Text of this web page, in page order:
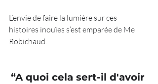
L’envie de faire la lumière sur ces
histoires inouïes s’est emparée de Me
Robichaud.
“A quoi cela sert-il d'avoir